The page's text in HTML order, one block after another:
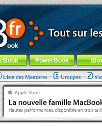
!
général-Aller au menu de
PowerBook
Liste des Membres Groupes